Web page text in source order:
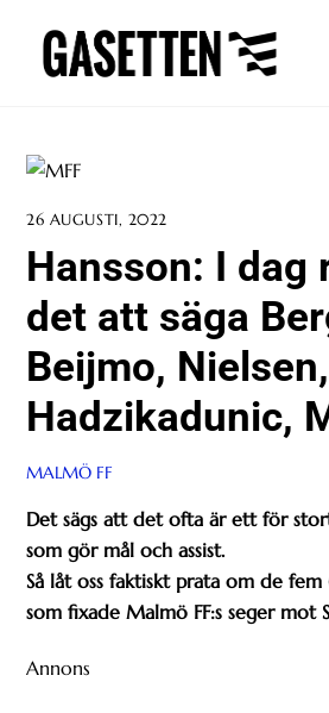
content
26 AUGUSTI, 2022
Hansson: I dag
det att säga
Beijmo, Nielsen,
Hadzikadunic,
MALMÖ FF
Det sägs att det ofta är ett för
som gör mål och assist.
Så låt oss faktiskt prata om de fem
som fixade Malmö FF:s seger mot
Annons